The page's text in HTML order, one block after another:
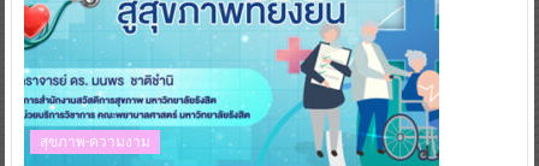
สุขภาพ-ความงาม